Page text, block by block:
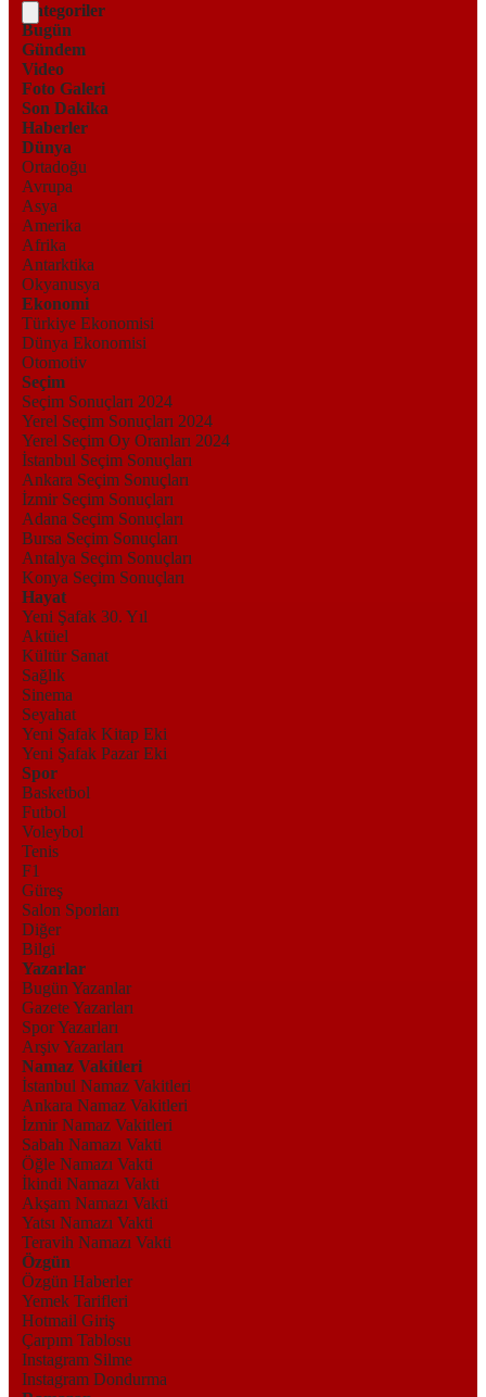
Kategoriler
Bugün
Gündem
Video
Foto Galeri
Son Dakika
Haberler
Dünya
Ortadoğu
Avrupa
Asya
Amerika
Afrika
Antarktika
Okyanusya
Ekonomi
Türkiye Ekonomisi
Dünya Ekonomisi
Otomotiv
Seçim
Seçim Sonuçları 2024
Yerel Seçim Sonuçları 2024
Yerel Seçim Oy Oranları 2024
İstanbul Seçim Sonuçları
Ankara Seçim Sonuçları
İzmir Seçim Sonuçları
Adana Seçim Sonuçları
Bursa Seçim Sonuçları
Antalya Seçim Sonuçları
Konya Seçim Sonuçları
Hayat
Yeni Şafak 30. Yıl
Aktüel
Kültür Sanat
Sağlık
Sinema
Seyahat
Yeni Şafak Kitap Eki
Yeni Şafak Pazar Eki
Spor
Basketbol
Futbol
Voleybol
Tenis
F1
Güreş
Salon Sporları
Diğer
Bilgi
Yazarlar
Bugün Yazanlar
Gazete Yazarları
Spor Yazarları
Arşiv Yazarları
Namaz Vakitleri
İstanbul Namaz Vakitleri
Ankara Namaz Vakitleri
İzmir Namaz Vakitleri
Sabah Namazı Vakti
Öğle Namazı Vakti
İkindi Namazı Vakti
Akşam Namazı Vakti
Yatsı Namazı Vakti
Teravih Namazı Vakti
Özgün
Özgün Haberler
Yemek Tarifleri
Hotmail Giriş
Çarpım Tablosu
Instagram Silme
Instagram Dondurma